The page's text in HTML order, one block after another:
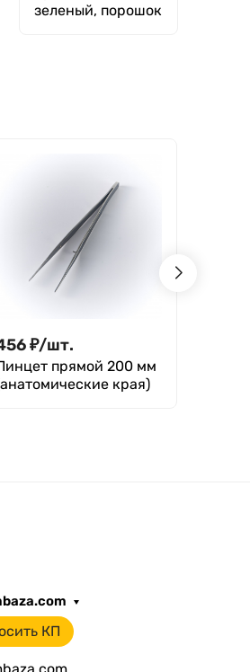
зеленый, порошок
₽/шт.
прямой 200 мм
края)
КП